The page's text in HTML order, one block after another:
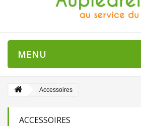
MENU
Accessoires
ACCESSOIRES